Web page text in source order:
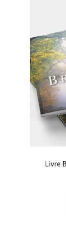
Livre